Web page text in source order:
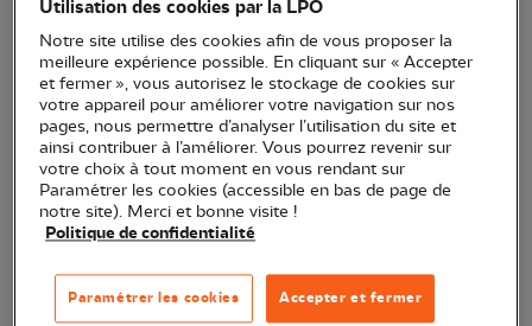
de très bonnes conditions.
Utilisation des cookies par la LPO
Notre site utilise des cookies afin de vous proposer la
meilleure expérience possible. En cliquant sur « Accepter
et fermer », vous autorisez le stockage de cookies sur
votre appareil pour améliorer votre navigation sur nos
pages, nous permettre d’analyser l’utilisation du site et
ainsi contribuer à l’améliorer. Vous pourrez revenir sur
votre choix à tout moment en vous rendant sur
Paramétrer les cookies (accessible en bas de page de
notre site). Merci et bonne visite !
Politique de confidentialité
Accepter et fermer
Paramétrer les cookies